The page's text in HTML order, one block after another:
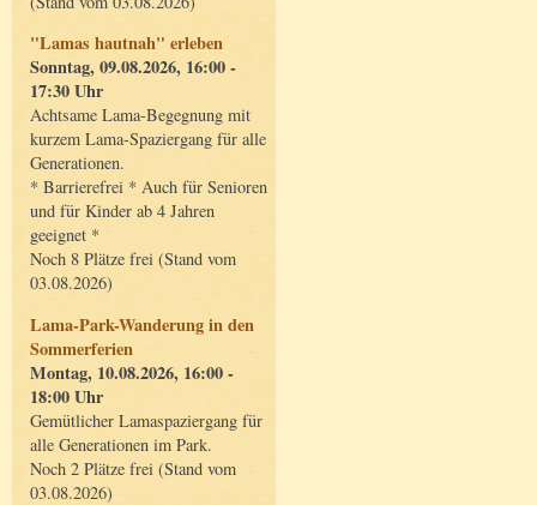
"Lamas hautnah" erleben
Sonntag, 09.08.2026, 16:00 -
17:30 Uhr
Achtsame Lama-Begegnung mit
kurzem Lama-Spaziergang für alle
Generationen.
* Barrierefrei * Auch für Senioren
und für Kinder ab 4 Jahren
geeignet *
Noch 8 Plätze frei (Stand vom
03.08.2026)
Lama-Park-Wanderung in den
Sommerferien
Montag, 10.08.2026, 16:00 -
18:00 Uhr
Gemütlicher Lamaspaziergang für
alle Generationen im Park.
Noch 2 Plätze frei (Stand vom
03.08.2026)